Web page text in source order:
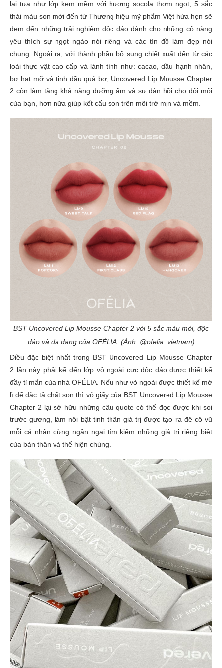
lại tựa như lớp kem mềm với hương socola thơm ngọt, 5 sắc
thái màu son mới đến từ Thương hiệu mỹ phẩm Việt hứa hẹn sẽ
đem đến những trải nghiệm độc đáo dành cho những cô nàng
yêu thích sự ngọt ngào nói riêng và các tín đồ làm đẹp nói
chung. Ngoài ra, với thành phần bổ sung chiết xuất đến từ các
loài thực vật cao cấp và lành tính như: cacao, dầu hạnh nhân,
bơ hạt mỡ và tinh dầu quả bơ, Uncovered Lip Mousse Chapter
2 còn làm tăng khả năng dưỡng ẩm và sự đàn hồi cho đôi môi
của bạn, hơn nữa giúp kết cấu son trên môi trở mịn và mềm.
BST Uncovered Lip Mousse Chapter 2 với 5 sắc màu mới, độc
đáo và đa dạng của OFÉLIA. (Ảnh: @ofelia_vietnam)
Điều đặc biệt nhất trong BST Uncovered Lip Mousse Chapter
2 lần này phải kể đến lớp vỏ ngoài cực độc đáo được thiết kế
đầy tỉ mẩn của nhà OFÉLIA. Nếu như vỏ ngoài được thiết kế mờ
lì để đặc tả chất son thì vỏ giấy của BST Uncovered Lip Mousse
Chapter 2 lại sở hữu những câu quote có thể đọc được khi soi
trước gương, làm nổi bật tinh thần giá trị được tạo ra để cổ vũ
mỗi cá nhân đừng ngần ngại tìm kiếm những giá trị riêng biệt
của bản thân và thể hiện chúng.